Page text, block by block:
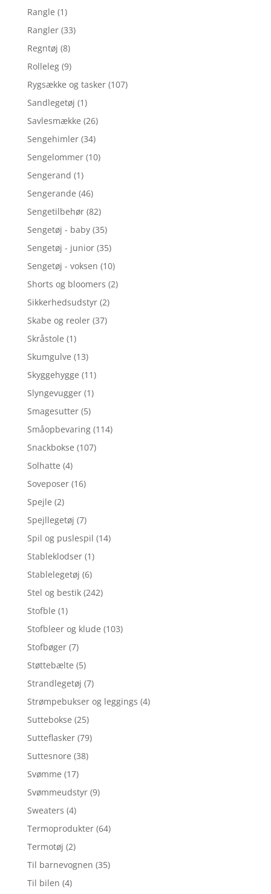
Rangle (1)
Rangler (33)
Regntøj (8)
Rolleleg (9)
Rygsække og tasker (107)
Sandlegetøj (1)
Savlesmække (26)
Sengehimler (34)
Sengelommer (10)
Sengerand (1)
Sengerande (46)
Sengetilbehør (82)
Sengetøj - baby (35)
Sengetøj - junior (35)
Sengetøj - voksen (10)
Shorts og bloomers (2)
Sikkerhedsudstyr (2)
Skabe og reoler (37)
Skråstole (1)
Skumgulve (13)
Skyggehygge (11)
Slyngevugger (1)
Smagesutter (5)
Småopbevaring (114)
Snackbokse (107)
Solhatte (4)
Soveposer (16)
Spejle (2)
Spejllegetøj (7)
Spil og puslespil (14)
Stableklodser (1)
Stablelegetøj (6)
Stel og bestik (242)
Stofble (1)
Stofbleer og klude (103)
Stofbøger (7)
Støttebælte (5)
Strandlegetøj (7)
Strømpebukser og leggings (4)
Suttebokse (25)
Sutteflasker (79)
Suttesnore (38)
Svømme (17)
Svømmeudstyr (9)
Sweaters (4)
Termoprodukter (64)
Termotøj (2)
Til barnevognen (35)
Til bilen (4)